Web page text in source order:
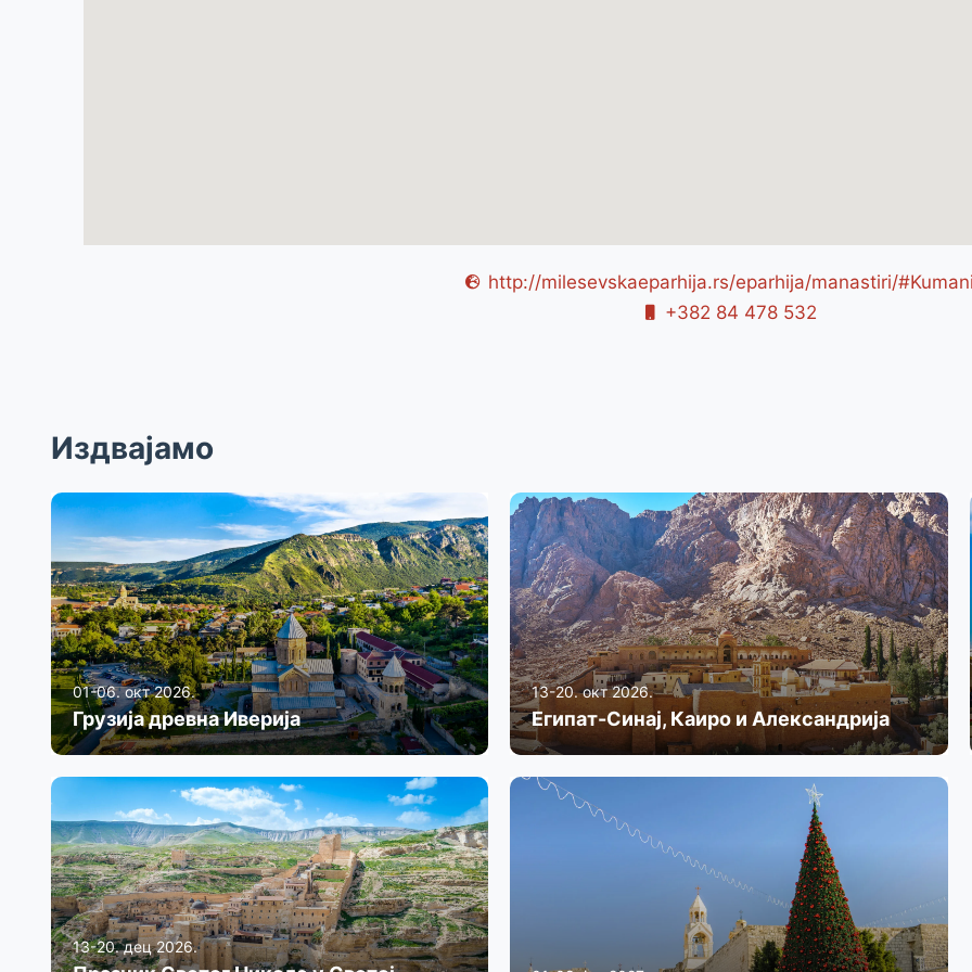
http://milesevskaeparhija.rs/eparhija/manastiri/
+382 84 478 532
Издвајамо
01-06. окт 2026.
Грузија древна Иверија
13-20. окт 2026.
Египат-Синај, Каиро и Александрија
13-20. дец 2026.